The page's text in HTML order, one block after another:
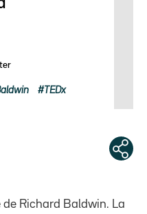
TEDx
de Richard Baldwin. La